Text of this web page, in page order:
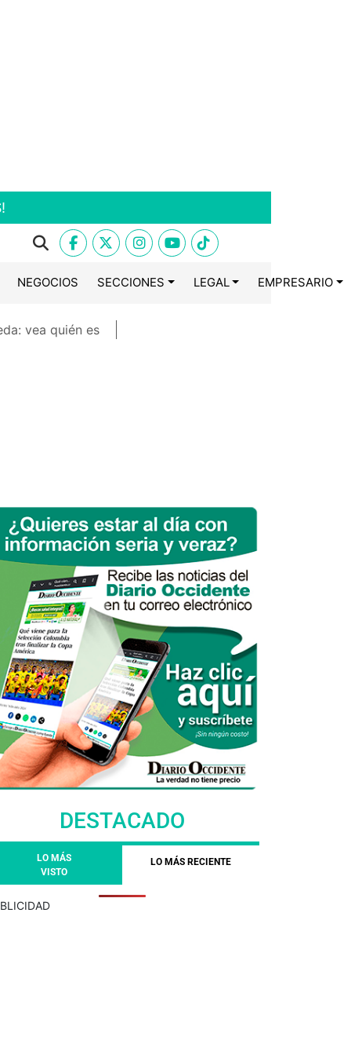
NEGOCIOS SECCIONES LEGAL EMPRESARIO
vea quién es
DESTACADO
LO MÁS
VISTO
LO MÁS RECIENTE